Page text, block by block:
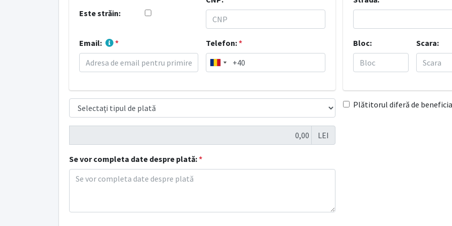
Este străin:
Email: * Telefon:* Bloc: Scara:
LEI
Se vor completa date despre plată:*
Plătitorul diferă de